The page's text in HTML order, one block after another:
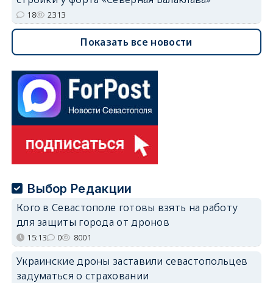
18 2313
Показать все новости
Выбор Редакции
Кого в Севастополе готовы взять на работу
для защиты города от дронов
15:13 0 8001
Украинские дроны заставили севастопольцев
задуматься о страховании